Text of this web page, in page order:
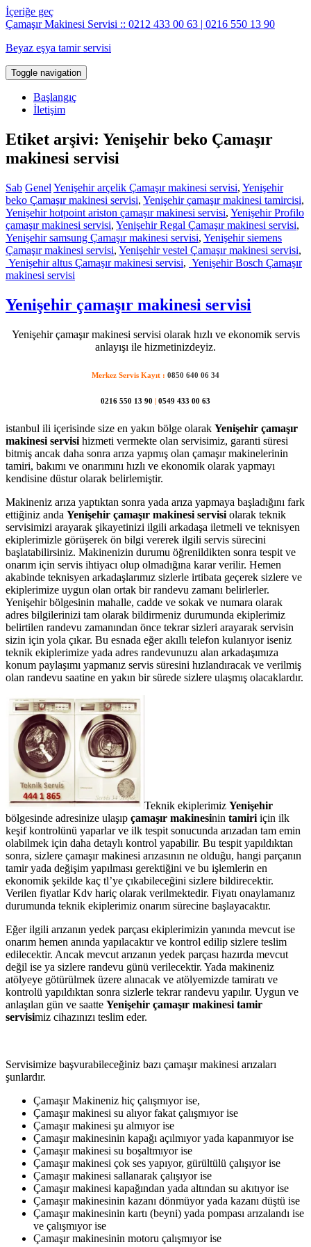
İçeriğe geç
Çamaşır Makinesi Servisi :: 0212 433 00 63 | 0216 550 13 90
Beyaz eşya tamir servisi
Toggle navigation
Başlangıç
İletişim
Etiket arşivi: Yenişehir beko Çamaşır
makinesi servisi
Sab Genel Yenişehir arçelik Çamaşır makinesi servisi, Yenişehir
beko Çamaşır makinesi servisi, Yenişehir çamaşır makinesi tamircisi,
Yenişehir hotpoint ariston çamaşır makinesi servisi, Yenişehir Profilo
çamaşır makinesi servisi, Yenişehir Regal Çamaşır makinesi servisi,
Yenişehir samsung Çamaşır makinesi servisi, Yenişehir siemens
Çamaşır makinesi servisi, Yenişehir vestel Çamaşır makinesi servisi,
Yenişehir altus Çamaşır makinesi servisi, Yenişehir Bosch Çamaşır
makinesi servisi
Yenişehir çamaşır makinesi servisi
Yenişehir çamaşır makinesi servisi olarak hızlı ve ekonomik servis
anlayışı ile hizmetinizdeyiz.
Merkez Servis Kayıt : 0850 640 06 34
0216 550 13 90 | 0549 433 00 63
istanbul ili içerisinde size en yakın bölge olarak Yenişehir çamaşır
makinesi servisi hizmeti vermekte olan servisimiz, garanti süresi
bitmiş ancak daha sonra arıza yapmış olan çamaşır makinelerinin
tamiri, bakımı ve onarımını hızlı ve ekonomik olarak yapmayı
kendisine düstur olarak belirlemiştir.
Makineniz arıza yaptıktan sonra yada arıza yapmaya başladığını fark
ettiğiniz anda Yenişehir çamaşır makinesi servisi olarak teknik
servisimizi arayarak şikayetinizi ilgili arkadaşa iletmeli ve teknisyen
ekiplerimizle görüşerek ön bilgi vererek ilgili servis sürecini
başlatabilirsiniz. Makinenizin durumu öğrenildikten sonra tespit ve
onarım için servis ihtiyacı olup olmadığına karar verilir. Hemen
akabinde teknisyen arkadaşlarımız sizlerle irtibata geçerek sizlere ve
ekiplerimize uygun olan ortak bir randevu zamanı belirlerler.
Yenişehir bölgesinin mahalle, cadde ve sokak ve numara olarak
adres bilgilerinizi tam olarak bildirmeniz durumunda ekiplerimiz
belirtilen randevu zamanından önce tekrar sizleri arayarak servisin
sizin için yola çıkar. Bu esnada eğer akıllı telefon kulanıyor iseniz
teknik ekiplerimize yada adres randevunuzu alan arkadaşımıza
konum paylaşımı yapmanız servis süresini hızlandıracak ve verilmiş
olan randevu saatine en yakın bir sürede sizlere ulaşmış olacaklardır.
Teknik ekiplerimiz Yenişehir
bölgesinde adresinize ulaşıp çamaşır makinesinin tamiri için ilk
keşif kontrolünü yaparlar ve ilk tespit sonucunda arızadan tam emin
olabilmek için daha detaylı kontrol yapabilir. Bu tespit yapıldıktan
sonra, sizlere çamaşır makinesi arızasının ne olduğu, hangi parçanın
tamir yada değişim yapılması gerektiğini ve bu işlemlerin en
ekonomik şekilde kaç tl’ye çıkabileceğini sizlere bildirecektir.
Verilen fiyatlar Kdv hariç olarak verilmektedir. Fiyatı onaylamanız
durumunda teknik ekiplerimiz onarım sürecine başlayacaktır.
Eğer ilgili arızanın yedek parçası ekiplerimizin yanında mevcut ise
onarım hemen anında yapılacaktır ve kontrol edilip sizlere teslim
edilecektir. Ancak mevcut arızanın yedek parçası hazırda mevcut
değil ise ya sizlere randevu günü verilecektir. Yada makineniz
atölyeye götürülmek üzere alınacak ve atölyemizde tamiratı ve
kontrolü yapıldıktan sonra sizlerle tekrar randevu yapılır. Uygun ve
anlaşılan gün ve saatte Yenişehir çamaşır makinesi tamir
servisimiz cihazınızı teslim eder.
Servisimize başvurabileceğiniz bazı çamaşır makinesi arızaları
şunlardır.
Çamaşır Makineniz hiç çalışmıyor ise,
Çamaşır makinesi su alıyor fakat çalışmıyor ise
Çamaşır makinesi şu almıyor ise
Çamaşır makinesinin kapağı açılmıyor yada kapanmıyor ise
Çamaşır makinesi su boşaltmıyor ise
Çamaşır makinesi çok ses yapıyor, gürültülü çalışıyor ise
Çamaşır makinesi sallanarak çalışıyor ise
Çamaşır makinesi kapağından yada altından su akıtıyor ise
Çamaşır makinesinin kazanı dönmüyor yada kazanı düştü ise
Çamaşır makinesinin kartı (beyni) yada pompası arızalandı ise
ve çalışmıyor ise
Çamaşır makinesinin motoru çalışmıyor ise